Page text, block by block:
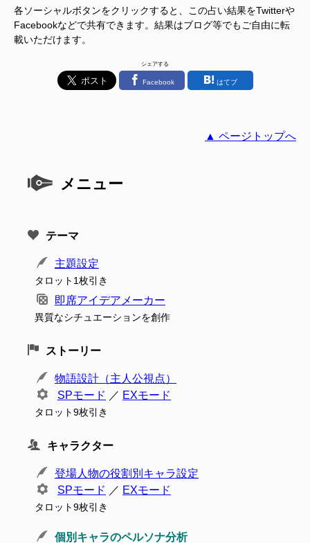
各ソーシャルボタンをクリックすると、この占い結果をTwitterや
Facebookなどで共有できます。結果はブログ等でもご自由に転
載いただけます。
シェアする
Facebook はてブ
▲ ページトップへ
メニュー
テーマ
主題設定
タロット1枚引き
即席アイデアメーカー
異質なシチュエーションを創作
ストーリー
物語設計（主人公視点）
SPモード ／ EXモード
タロット9枚引き
キャラクター
登場人物の役割別キャラ設定
SPモード ／ EXモード
タロット9枚引き
個別キャラのペルソナ分析